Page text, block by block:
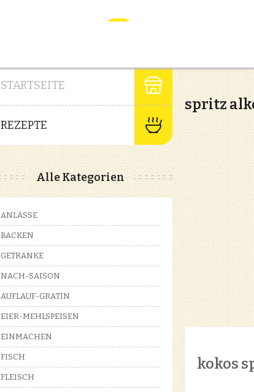
STARTSEITE
REZEPTE
spritz
kokos
Alle Kategorien
ANLÄSSE
BACKEN
GETRÄNKE
NACH-SAISON
AUFLAUF-GRATIN
EIER-MEHLSPEISEN
EINMACHEN
FISCH
FLEISCH